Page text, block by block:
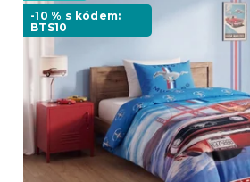
d
ů
p
o
u
k
-10 % s kódem:
BTS10